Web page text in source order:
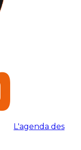
L'agenda des